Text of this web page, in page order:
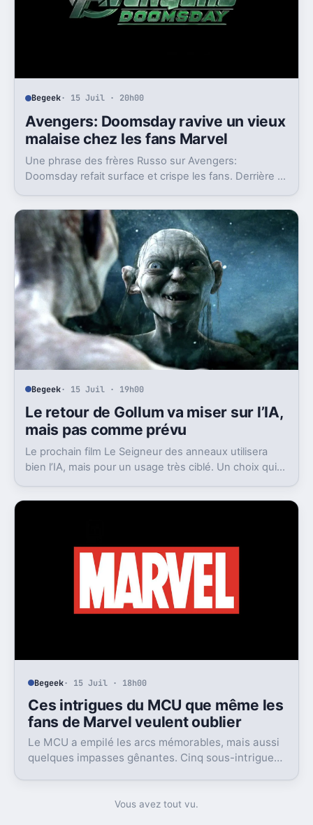
Begeek· 15 Juil · 20h00
Avengers: Doomsday ravive un vieux
malaise chez les fans Marvel
Une phrase des frères Russo sur Avengers:
Doomsday refait surface et crispe les fans. Derrière la
Begeek· 15 Juil · 19h00
Le retour de Gollum va miser sur l’IA,
mais pas comme prévu
Le prochain film Le Seigneur des anneaux utilisera
bien l’IA, mais pour un usage très ciblé. Un choix qui
Begeek· 15 Juil · 18h00
Ces intrigues du MCU que même les
fans de Marvel veulent oublier
Le MCU a empilé les arcs mémorables, mais aussi
quelques impasses gênantes. Cinq sous-intrigues